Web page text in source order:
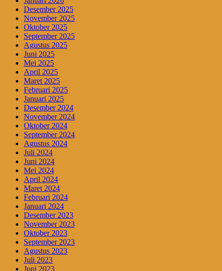
Desember 2025
November 2025
Oktober 2025
September 2025
Agustus 2025
Juni 2025
Mei 2025
April 2025
Maret 2025
Februari 2025
Januari 2025
Desember 2024
November 2024
Oktober 2024
September 2024
Agustus 2024
Juli 2024
Juni 2024
Mei 2024
April 2024
Maret 2024
Februari 2024
Januari 2024
Desember 2023
November 2023
Oktober 2023
September 2023
Agustus 2023
Juli 2023
Juni 2023